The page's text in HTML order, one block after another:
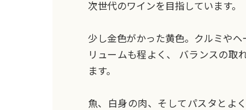
次世代のワインを目指しています。
少し金色がかった黄色。クルミや
リュームも程よく、 バランスの取
ます。
魚、白身の肉、そしてパスタとよ